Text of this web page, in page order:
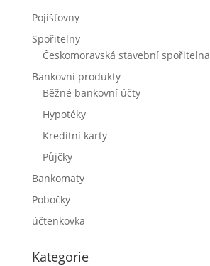
Pojišťovny
Spořitelny
Českomoravská stavební spořitelna
Bankovní produkty
Běžné bankovní účty
Hypotéky
Kreditní karty
Půjčky
Bankomaty
Pobočky
účtenkovka
Kategorie